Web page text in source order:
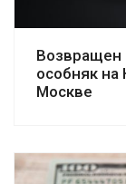
Возвращен
особняк на
Москве